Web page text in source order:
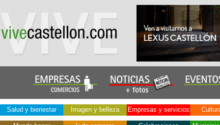
Salud y bienestar Imagen y belleza Empresas y servicios